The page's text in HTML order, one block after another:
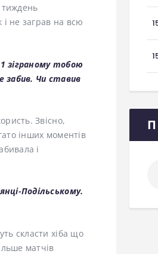
тиждень
не заграв на всю
зіграному тобою
забив. Чи ставив
Звісно,
інших моментів
і
Подільському.
скласти хіба що
матчів